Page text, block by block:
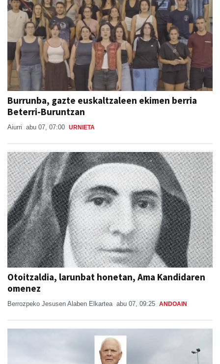
Burrunba, gazte euskaltzaleen ekimen berria
Beterri-Buruntzan
Aiurri abu 07, 07:00 URNIETA
Otoitzaldia, larunbat honetan, Ama Kandidaren
omenez
Berrozpeko Jesusen Alaben Elkartea abu 07, 09:25 ANDOAIN